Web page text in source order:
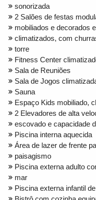
sonorizada
2 Salões de festas
mobiliados e decorados
climatizados, com
torre
Fitness Center
Sala de Reuniões
Sala de Jogos
Sauna
Espaço Kids mobiliado,
2 Elevadores de alta
escovado e capacidade
Piscina interna aquecida
Área de lazer de frente
paisagismo
Piscina externa adulto
mar
Piscina externa infantil